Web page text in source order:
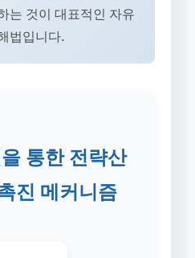
는 것이 대표적인 자유
법입니다.
통한 전략산
진 메커니즘